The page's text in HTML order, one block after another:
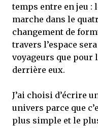
temps entre en jeu :
marche dans le
changement de
travers l’espace
voyageurs que pour
derrière eux.
J’ai choisi d’écrire
univers parce que
plus simple et le